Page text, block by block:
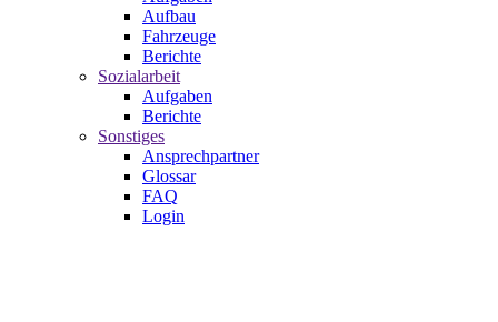
Aufbau
Fahrzeuge
Berichte
Sozialarbeit
Aufgaben
Berichte
Sonstiges
Ansprechpartner
Glossar
FAQ
Login